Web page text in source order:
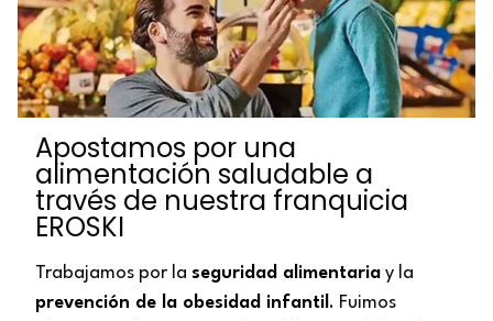
Apostamos por una
alimentación saludable a
través de nuestra franquicia
EROSKI
Trabajamos por la seguridad alimentaria y la
prevención de la obesidad infantil . Fuimos